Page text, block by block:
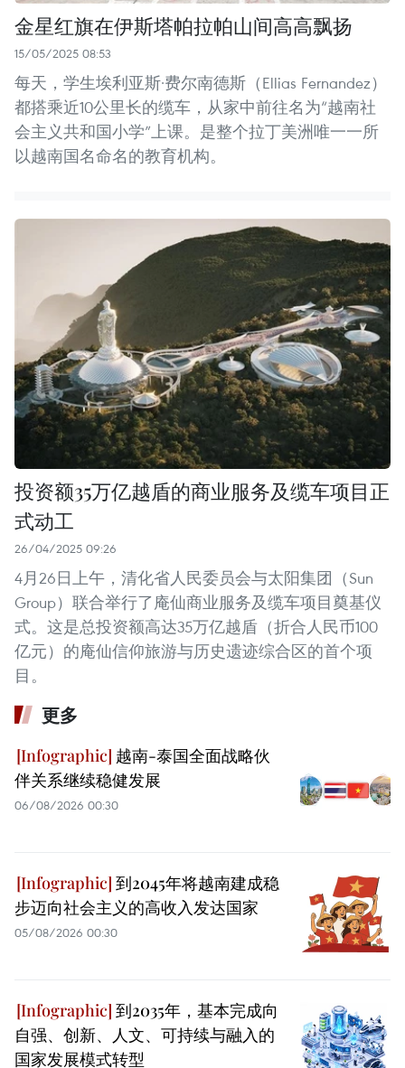
金星红旗在伊斯塔帕拉帕山间高高飘扬
15/05/2025 08:53
每天，学生埃利亚斯·费尔南德斯（Ellias Fernandez）
都搭乘近10公里长的缆车，从家中前往名为“越南社
会主义共和国小学”上课。是整个拉丁美洲唯一一所
以越南国名命名的教育机构。
投资额35万亿越盾的商业服务及缆车项目正
式动工
26/04/2025 09:26
4月26日上午，清化省人民委员会与太阳集团（Sun
Group）联合举行了庵仙商业服务及缆车项目奠基仪
式。这是总投资额高达35万亿越盾（折合人民币100
亿元）的庵仙信仰旅游与历史遗迹综合区的首个项
目。
更多
越南-泰国全面战略伙
伴关系继续稳健发展
06/08/2026 00:30
到2045年将越南建成稳
步迈向社会主义的高收入发达国家
05/08/2026 00:30
到2035年，基本完成向
自强、创新、人文、可持续与融入的
国家发展模式转型